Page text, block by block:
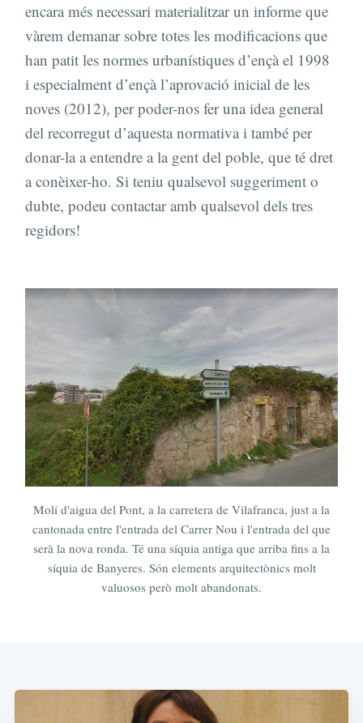
encara més necessari materialitzar un informe que
vàrem demanar sobre totes les modificacions que
han patit les normes urbanístiques d’ençà el 1998
i especialment d’ençà l’aprovació inicial de les
noves (2012), per poder-nos fer una idea general
del recorregut d’aquesta normativa i també per
donar-la a entendre a la gent del poble, que té dret
a conèixer-ho. Si teniu qualsevol suggeriment o
dubte, podeu contactar amb qualsevol dels tres
regidors!
Molí d'aigua del Pont, a la carretera de Vilafranca, just a la
cantonada entre l'entrada del Carrer Nou i l'entrada del que
serà la nova ronda. Té una síquia antiga que arriba fins a la
síquia de Banyeres. Són elements arquitectònics molt
valuosos però molt abandonats.